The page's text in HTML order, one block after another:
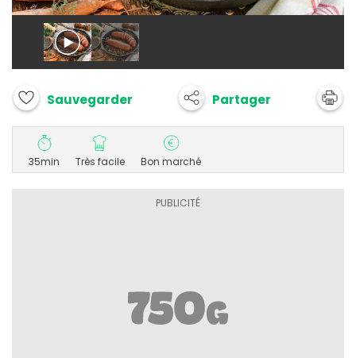
Sauvegarder Partager
35min Très facile Bon marché